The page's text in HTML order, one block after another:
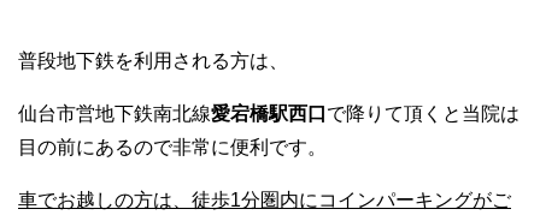
普段地下鉄を利用される方は、
仙台市営地下鉄南北線愛宕橋駅西口 で降りて頂くと当院は
目の前にあるので非常に便利です。
車でお越しの方は、徒歩1分圏内にコインパーキングがご